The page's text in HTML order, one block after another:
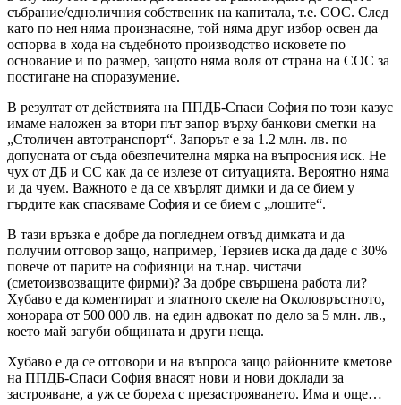
събрание/едноличния собственик на капитала, т.е. СОС. След
като по нея няма произнасяне, той няма друг избор освен да
оспорва в хода на съдебното производство исковете по
основание и по размер, защото няма воля от страна на СОС за
постигане на споразумение.
В резултат от действията на ППДБ-Спаси София по този казус
имаме наложен за втори път запор върху банкови сметки на
„Столичен автотранспорт“. Запорът е за 1.2 млн. лв. по
допусната от съда обезпечителна мярка на въпросния иск. Не
чух от ДБ и СС как да се излезе от ситуацията. Вероятно няма
и да чуем. Важното е да се хвърлят димки и да се бием у
гърдите как спасяваме София и се бием с „лошите“.
В тази връзка е добре да погледнем отвъд димката и да
получим отговор защо, например, Терзиев иска да даде с 30%
повече от парите на софиянци на т.нар. чистачи
(сметоизвозващите фирми)? За добре свършена работа ли?
Хубаво е да коментират и златното скеле на Околовръстното,
хонорара от 500 000 лв. на един адвокат по дело за 5 млн. лв.,
което май загуби общината и други неща.
Хубаво е да се отговори и на въпроса защо районните кметове
на ППДБ-Спаси София внасят нови и нови доклади за
застрояване, а уж се бореха с презастрояването. Има и още…